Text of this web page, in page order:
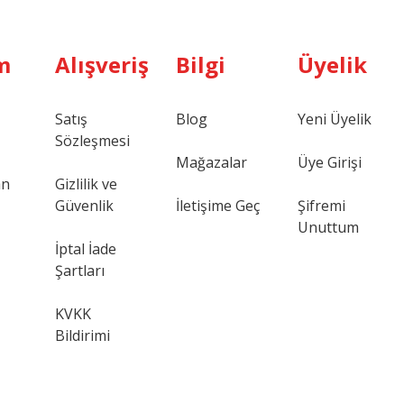
Alışveriş
Satış
Sözleşmesi
Gizlilik ve
Güvenlik
İptal İade
Şartları
KVKK
Bildirimi
Bilgi
Blog
Mağazalar
İletişime Geç
Üyelik
Yeni Üyelik
Üye Girişi
Şifremi
Unuttum